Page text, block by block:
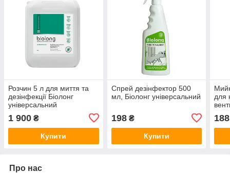
Розчин 5 л для миття та
дезінфекції Біолонг
універсальний
1 900 ₴
Купити
Спрей дезінфектор 500
мл, Біолонг універсальний
198₴
Купити
для
188
Про нас